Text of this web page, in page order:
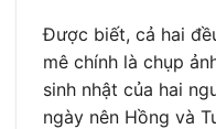
Được biết, cả hai
mê chính là chụp
sinh nhật của hai
ngày nên Hồng và